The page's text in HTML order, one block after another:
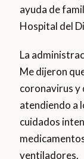
ayuda de
Hospital del
La
Me dijeron
coronavirus y
atendiendo a
cuidados
ventiladores.